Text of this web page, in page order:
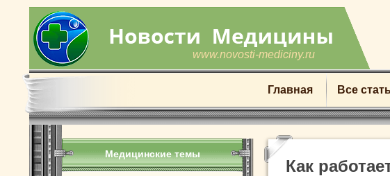
www.novosti-mediciny.ru
Главная Все
Медицинские темы
Как